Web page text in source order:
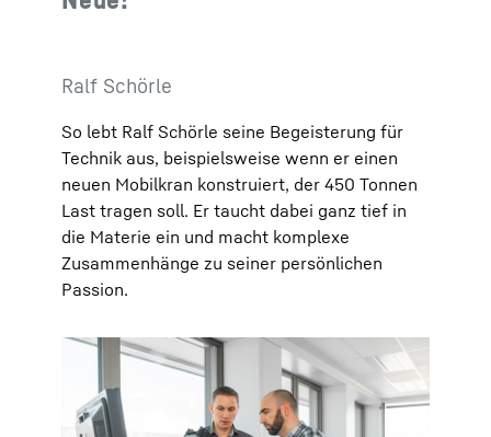
Ralf Schörle
So lebt Ralf Schörle seine Begeisterung für
Technik aus, beispielsweise wenn er einen
neuen Mobilkran konstruiert, der 450 Tonnen
Last tragen soll. Er taucht dabei ganz tief in
die Materie ein und macht komplexe
Zusammenhänge zu seiner persönlichen
Passion.